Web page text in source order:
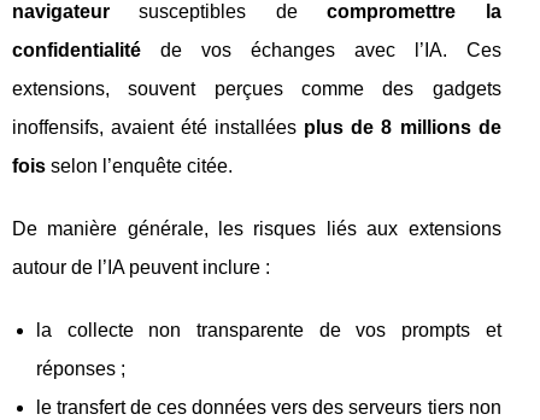
navigateur susceptibles decompromettre la
confidentialité de vos échanges avec l’IA. Ces
extensions, souvent perçues comme des gadgets
inoffensifs, avaient été installées plus de 8 millions de
fois selon l’enquête citée.
De manière générale, les risques liés aux extensions
autour de l’IA peuvent inclure :
la collecte non transparente de vos prompts et
réponses ;
le transfert de ces données vers des serveurs tiers non